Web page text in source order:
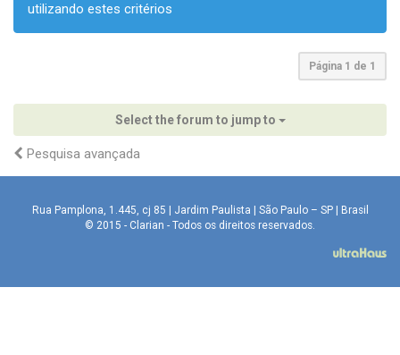
utilizando estes critérios
Página 1 de 1
Select the forum to jump to
Pesquisa avançada
Rua Pamplona, 1.445, cj 85 | Jardim Paulista | São Paulo – SP | Brasil
© 2015 - Clarian - Todos os direitos reservados.